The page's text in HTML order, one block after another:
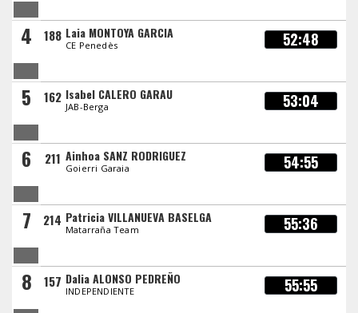
4 188 Laia MONTOYA GARCIA
CE Penedès 52:48
5 162 Isabel CALERO GARAU
JAB-Berga 53:04
6 211 Ainhoa SANZ RODRIGUEZ
Goierri Garaia 54:55
7 214 Patricia VILLANUEVA BASELGA
Matarraña Team 55:36
8 157 Dalia ALONSO PEDREÑO
INDEPENDIENTE 55:55